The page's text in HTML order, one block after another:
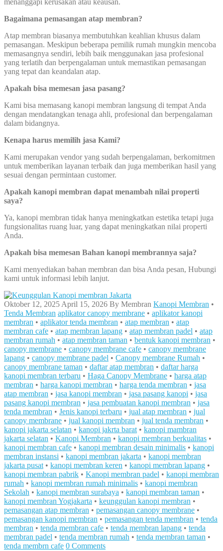
menanggapi kerusakan atau keausan.
Bagaimana pemasangan atap membran?
Atap membran biasanya membutuhkan keahlian khusus dalam
pemasangan. Meskipun beberapa pemilik rumah mungkin mencoba
memasangnya sendiri, lebih baik menggunakan jasa profesional
yang terlatih dan berpengalaman untuk memastikan pemasangan
yang tepat dan keandalan atap.
Apakah bisa memesan jasa pasang?
Kami bisa memasang kanopi membran langsung di tempat Anda
dengan mendatangkan tenaga ahli, profesional dan berpengalaman
dalam bidangnya.
Kenapa harus memilih jasa Kami?
Kami merupakan vendor yang sudah berpengalaman, berkomitmen
untuk memberikan layanan terbaik dan juga memberikan hasil yang
sesuai dengan permintaan customer.
Apakah kanopi membran dapat menambah nilai properti
saya?
Ya, kanopi membran tidak hanya meningkatkan estetika tetapi juga
fungsionalitas ruang luar, yang dapat meningkatkan nilai properti
Anda.
Apakah bisa memesan Bahan kanopi membrannya saja?
Kami menyediakan bahan membran dan bisa Anda pesan, Hubungi
kami untuk informasi lebih lanjut.
Oktober 12, 2025 April 15, 2026 By Membran Kanopi Membran •
Tenda Membran aplikator canopy membrane • aplikator kanopi
membran • aplikator tenda membran • atap membran • atap
membran cafe • atap membran lapang • atap membran padel • atap
membran rumah • atap membran taman • bentuk kanopi membran •
canopy membrane • canopy membrane cafe • canopy membrane
lapang • canopy membrane padel • Canopy membrane Rumah •
canopy membrane taman • daftar atap membran • daftar harga
kanopi membran terbaru • Haga Canopy Membrane • harga atap
membran • harga kanopi membran • harga tenda membran • jasa
atap membran • jasa kanopi membran • jasa pasang kanopi • jasa
pasang kanopi membran • jasa pembuatan kanopi membran • jasa
tenda membran • Jenis kanopi terbaru • jual atap membran • jual
canopy membrane • jual kanopi membran • jual tenda membran •
kanopi jakarta selatan • kanopi jakrta barat • kanopi mambran
jakarta selatan • Kanopi Membran • kanopi membran berkualitas •
kanopi membran cafe • kanopi membran desain minimalis • kanopi
membran instansi • kanopi membran jakarta • kanopi membran
jakarta pusat • kanopi membran keren • kanopi membran lapang •
kanopi membran pabrik • Kanopi membran padel • kanopi membran
rumah • kanopi membran rumah minimalis • kanopi membran
Sekolah • kanopi membran surabaya • kanopi membran taman •
kanopi membran Yogjakarta • keunggulan kanopi membran •
pemasangan atap membran • pemasangan canopy membrane •
pemasangan kanopi membran • pemasangan tenda membran • tenda
membran • tenda membran cafe • tenda membran lapang • tenda
membran padel • tenda membran rumah • tenda membran taman •
tenda membrn cafe 0 Comments